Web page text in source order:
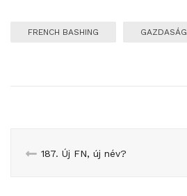
FRENCH BASHING GAZDASÁG
187. Új FN, új név?